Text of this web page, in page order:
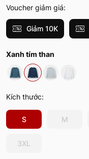
Voucher giảm giá:
Giảm 10K
Xanh tím than
Kích thước:
S M
3XL